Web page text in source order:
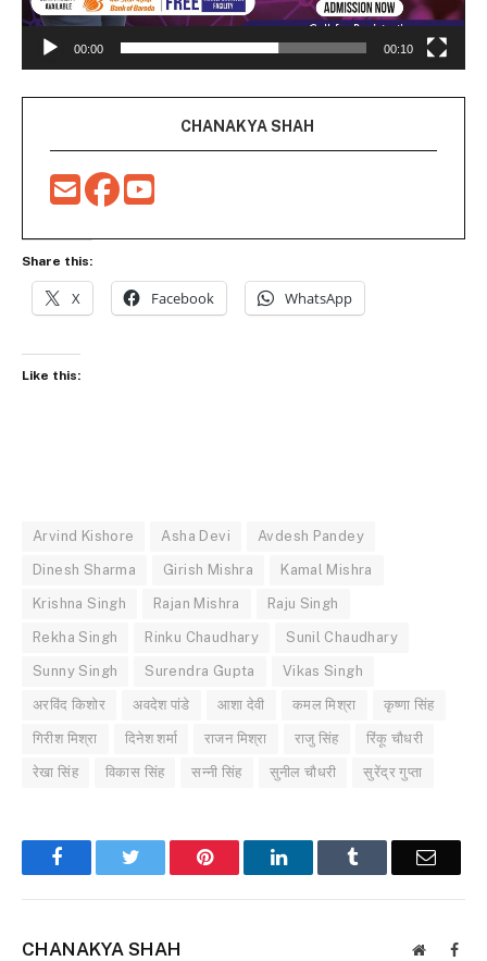
00:00 00:10
CHANAKYA SHAH
Share this:
X Facebook WhatsApp
Like this:
Arvind Kishore Asha Devi Avdesh Pandey
Dinesh Sharma Girish Mishra Kamal Mishra
Krishna Singh Rajan Mishra Raju Singh
Rekha Singh Rinku Chaudhary Sunil Chaudhary
Sunny Singh Surendra Gupta Vikas Singh
अरविंद किशोर अवदेश पांडे आशा देवी कमल मिश्रा कृष्णा सिंह
गिरीश मिश्रा दिनेश शर्मा राजन मिश्रा राजु सिंह रिंकू चौधरी
रेखा सिंह विकास सिंह सन्नी सिंह सुनील चौधरी सुरेंद्र गुप्ता
FacebookTwitter Pinterest LinkedInTumblr Email
CHANAKYA SHAH Website